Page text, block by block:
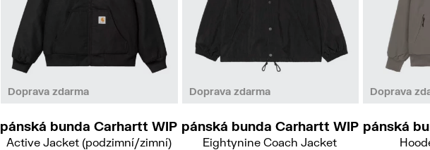
Doprava zdarma
pánská bunda Carhartt WIP
Active Jacket (podzimní/zimní)
Doprava zdarma
LXL
pánská bunda Carhartt WIP
Eightynine Coach Jacket
Doprava
pánská